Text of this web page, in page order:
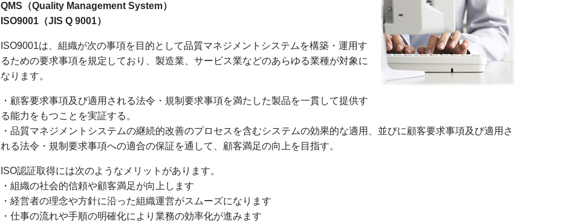
QMS（Quality Management System）
ISO9001（JIS Q 9001）
ISO9001は、組織が次の事項を目的として品質マネジメントシステムを構築・運用す
るための要求事項を規定しており、製造業、サービス業などのあらゆる業種が対象に
なります。
・顧客要求事項及び適用される法令・規制要求事項を満たした製品を一貫して提供す
る能力をもつことを実証する。
・品質マネジメントシステムの継続的改善のプロセスを含むシステムの効果的な適用、並びに顧客要求事項及び適用さ
れる法令・規制要求事項への適合の保証を通して、顧客満足の向上を目指す。
ISO認証取得には次のようなメリットがあります。
・組織の社会的信頼や顧客満足が向上します
・経営者の理念や方針に沿った組織運営がスムーズになります
・仕事の流れや手順の明確化により業務の効率化が進みます